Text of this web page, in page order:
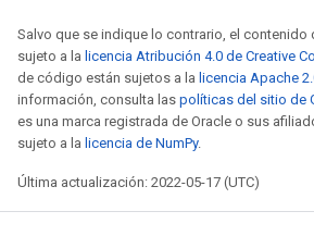
Salvo que se indique lo contrario, el contenido
sujeto a la licencia Atribución 4.0 de Creative
de código están sujetos a la licencia Apache
información, consulta las políticas del sitio de
es una marca registrada de Oracle o sus
sujeto a la licencia de NumPy.
Última actualización: 2022-05-17 (UTC)